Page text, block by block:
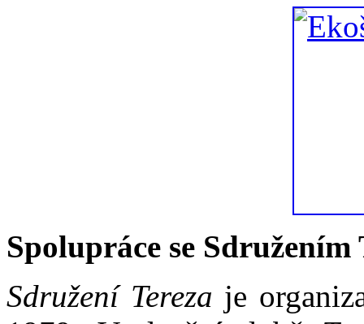
Spolupráce se Sdružením
Sdružení Tereza je